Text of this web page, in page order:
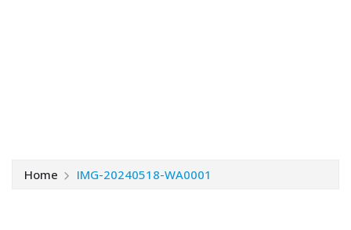
Home IMG-20240518-WA0001